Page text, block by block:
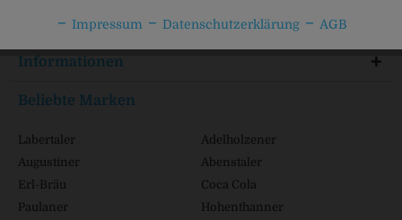
Shop Service
Informationen
Beliebte Marken
Labertaler
Adelholzener
Augustiner
Abenstaler
Erl-Bräu
Coca Cola
Paulaner
Hohenthanner
Impressum Datenschutzerklärung AGB